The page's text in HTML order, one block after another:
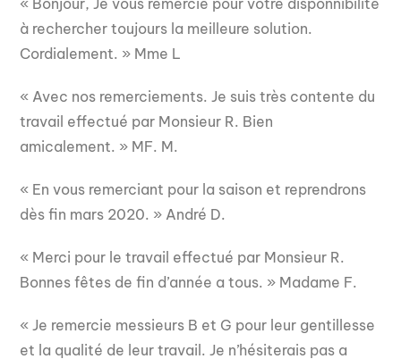
« Bonjour, Je vous remercie pour votre disponnibilité
à rechercher toujours la meilleure solution.
Cordialement. » Mme L
« Avec nos remerciements. Je suis très contente du
travail effectué par Monsieur R. Bien
amicalement. » MF. M.
« En vous remerciant pour la saison et reprendrons
dès fin mars 2020. » André D.
« Merci pour le travail effectué par Monsieur R.
Bonnes fêtes de fin d’année a tous. » Madame F.
« Je remercie messieurs B et G pour leur gentillesse
et la qualité de leur travail. Je n’hésiterais pas a